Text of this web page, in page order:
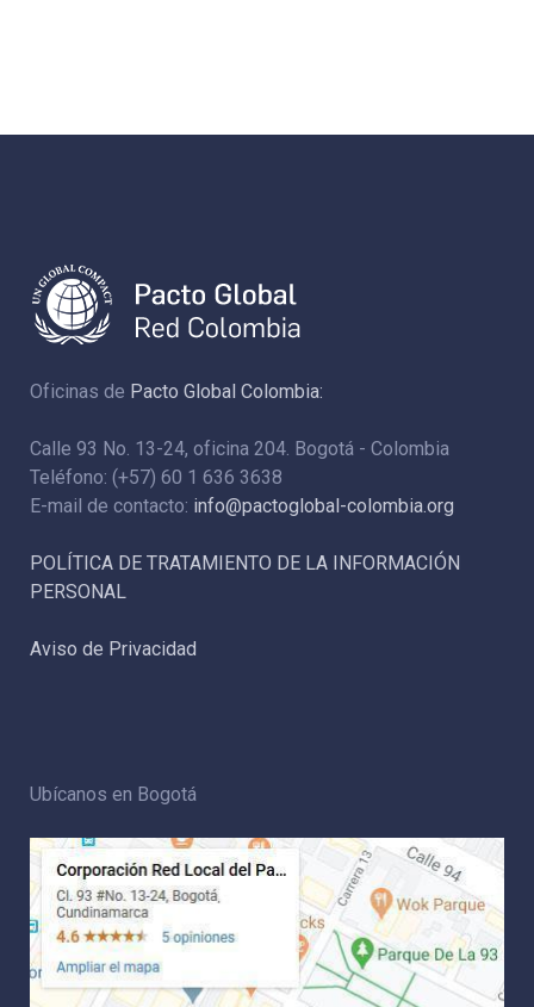
Oficinas de Pacto Global Colombia:
Calle 93 No. 13-24, oficina 204. Bogotá - Colombia
Teléfono: (+57) 60 1 636 3638
E-mail de contacto: info@pactoglobal-colombia.org
POLÍTICA DE TRATAMIENTO DE LA INFORMACIÓN
PERSONAL
Aviso de Privacidad
Ubícanos en Bogotá